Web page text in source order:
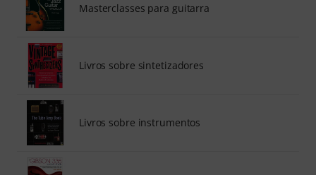
Masterclasses para guitarra
Livros sobre sintetizadores
Livros sobre instrumentos